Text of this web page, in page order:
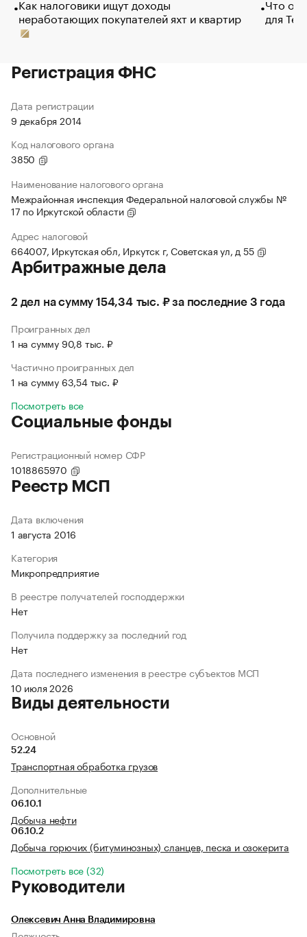
Как налоговики ищут доходы
неработающих покупателей яхт и квартир
Что
для
Регистрация ФНС
Дата регистрации
9 декабря 2014
Код налогового органа
3850
Наименование налогового органа
Межрайонная инспекция Федеральной налоговой службы №
17 по Иркутской области
Адрес налоговой
664007, Иркутская обл, Иркутск г, Советская ул, д 55
Арбитражные дела
2 дел на сумму 154,34 тыс. ₽ за последние 3 года
Проигранных дел
1 на сумму 90,8 тыс. ₽
Частично проигранных дел
1 на сумму 63,54 тыс. ₽
Посмотреть все
Социальные фонды
Регистрационный номер СФР
1018865970
Реестр МСП
Дата включения
1 августа 2016
Категория
Микропредприятие
В реестре получателей господдержки
Нет
Получила поддержку за последний год
Нет
Дата последнего изменения в реестре субъектов МСП
10 июля 2026
Виды деятельности
Основной
52.24
Транспортная обработка грузов
Дополнительные
06.10.1
Добыча нефти
06.10.2
Добыча горючих (битуминозных) сланцев, песка и озокерита
Посмотреть все (32)
Руководители
Олексевич Анна Владимировна